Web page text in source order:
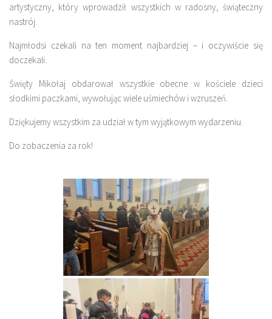
artystyczny, który wprowadził wszystkich w radosny, świąteczny
nastrój.
Najmłodsi czekali na ten moment najbardziej – i oczywiście się
doczekali.
Święty Mikołaj obdarował wszystkie obecne w kościele dzieci
słodkimi paczkami, wywołując wiele uśmiechów i wzruszeń.
Dziękujemy wszystkim za udział w tym wyjątkowym wydarzeniu.
Do zobaczenia za rok!